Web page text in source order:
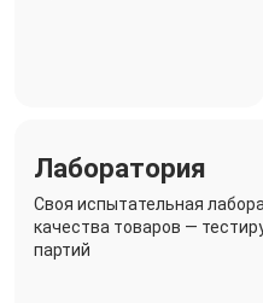
Лаборатория
Своя испытательная
качества товаров —
партий